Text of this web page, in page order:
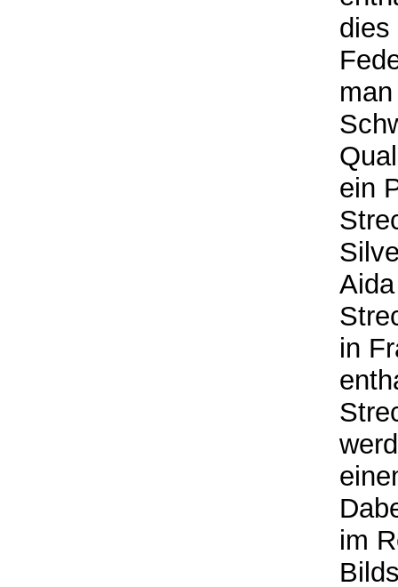
dies
ein
in
im